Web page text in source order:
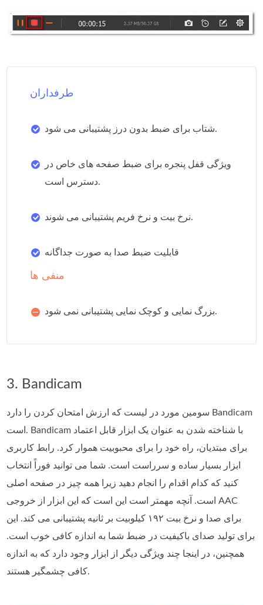
طرفداران
شتاب برای ضبط بدون درز پشتیبانی می شود.
ویژگی قفل پنجره برای ضبط صفحه های خاص در
دسترس است.
نرخ بیت و نرخ فریم پشتیبانی می شوند.
قابلیت ضبط صدا به صورت جداگانه
منفی ها
بزرگ نمایی و کوچک نمایی پشتیبانی نمی شود.
3. Bandicam
سومین مورد در لیست که ارزش امتحان کردن را دارد Bandicam
است. Bandicam با شناخته شدن به عنوان یک ابزار قابل اعتماد
برای مبتدیان، راه خود را برای محبوبیت هموار کرد. رابط کاربری
ابزار بسیار ساده و سرراست است. شما می توانید فوراً انتخاب
کنید که کدام اقدام را انجام دهید زیرا همه چیز در صفحه اصلی
است. آنچه مهمتر است این است که این ابزار از خروجی AAC
برای صدا و نرخ بیت ۱۹۲ کیلوبیت بر ثانیه پشتیبانی می کند. این
برای تولید صدای باکیفیت در ضبط شما به اندازه کافی خوب است.
همچنین، در اینجا چند ویژگی دیگر از ابزار وجود دارد که به اندازه
کافی چشمگیر هستند.